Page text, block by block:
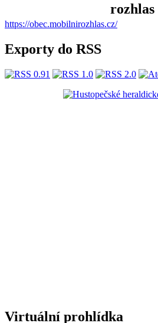
https://obec.mobilnirozhlas.cz/
Exporty do RSS
Virtuální prohlídka